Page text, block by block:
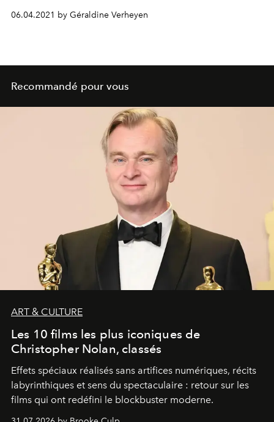
bonne ligne de soins capillaires pour entretenir sa
plus éclatante que jamais.
06.04.2021 by Géraldine Verheyen
Recommandé pour vous
ART & CULTURE
Les 10 films les plus iconiques de
Christopher Nolan, classés
Effets spéciaux réalisés sans artifices numériques, récits
labyrinthiques et sens du spectaculaire : retour sur les
films qui ont redéfini le blockbuster moderne.